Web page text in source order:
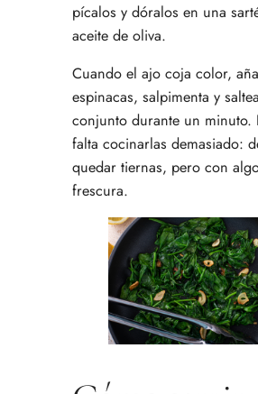
pícalos y dóralos en una
aceite de oliva.
Cuando el ajo coja color,
espinacas, salpimenta y
conjunto durante un minuto.
falta cocinarlas demasiado:
quedar tiernas, pero con
frescura.